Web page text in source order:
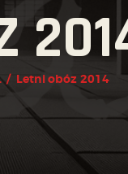
Letni obóz 2014